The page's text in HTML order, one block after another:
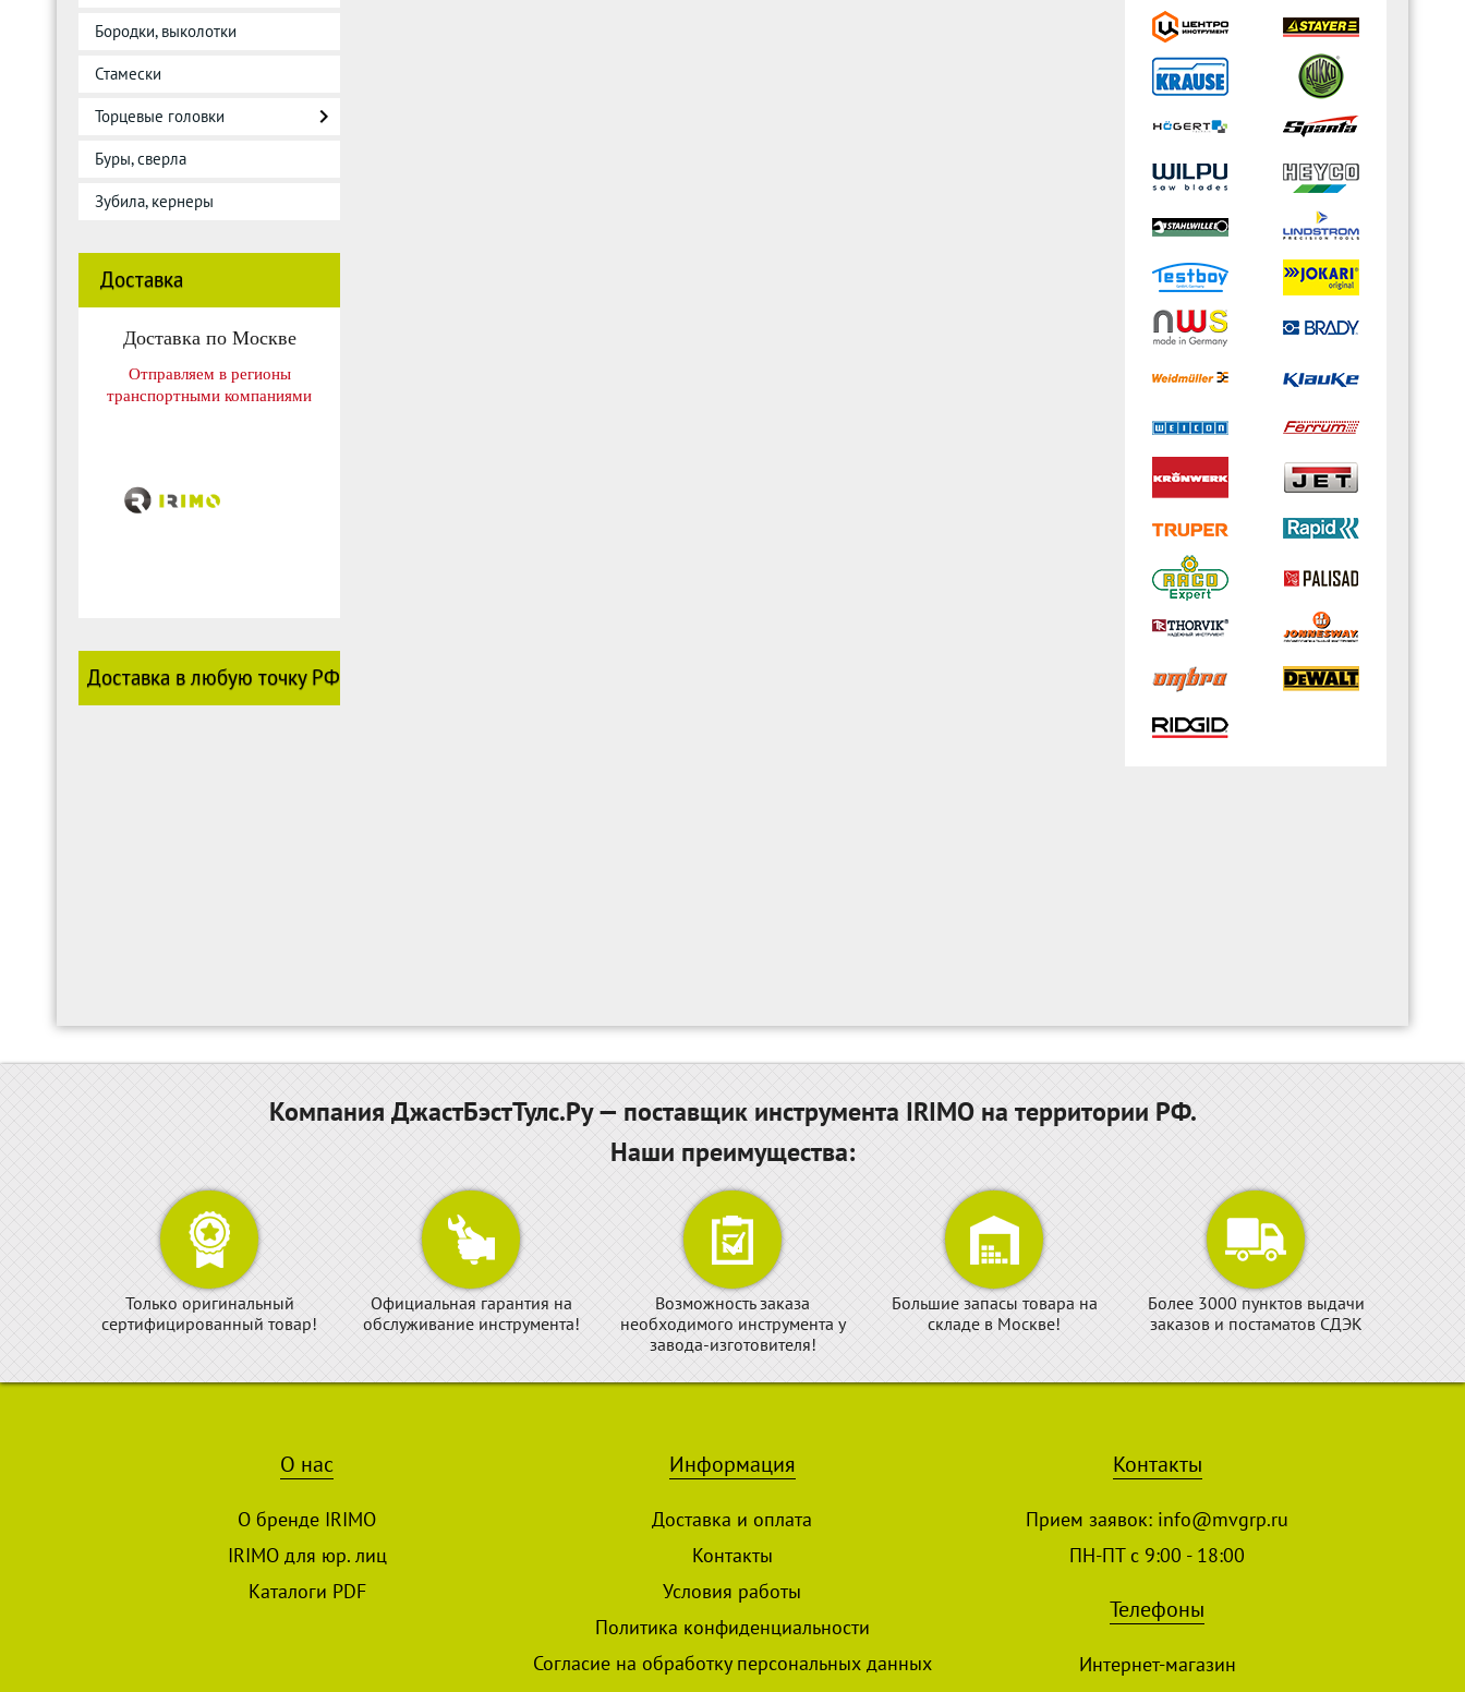
Бородки, выколотки
Стамески
Торцевые головки
Буры, сверла
Зубила, кернеры
Доставка
Доставка по Москве
Отправляем в регионы
транспортными компаниями
Доставка в любую точку РФ
Компания ДжастБэстТулс.Ру — поставщик инструмента IRIMO на территории РФ.
Наши преимущества:
Только оригинальный
сертифицированный товар!
Официальная гарантия на
обслуживание инструмента!
Возможность заказа
необходимого инструмента у
завода-изготовителя!
Большие запасы товара на
складе в Москве!
Более 3000 пунктов выдачи
заказов и постаматов СДЭК
О нас
О бренде IRIMO
IRIMO для юр. лиц
Каталоги PDF
Информация
Доставка и оплата
Контакты
Условия работы
Политика конфиденциальности
Согласие на обработку персональных данных
Контакты
Прием заявок: info@mvgrp.ru
ПН-ПТ с 9:00 - 18:00
Телефоны
Интернет-магазин